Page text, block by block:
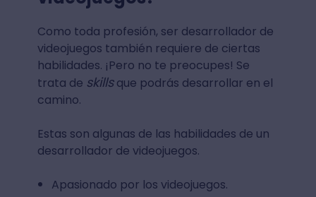
Como toda profesión, ser desarrollador de
videojuegos también requiere de ciertas
habilidades. ¡Pero no te preocupes! Se
trata de skillsque podrás desarrollar en el
camino.
Estas son algunas de las habilidades de un
desarrollador de videojuegos.
Apasionado por los videojuegos.